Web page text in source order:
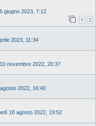
giugno 2023, 7:12
1 2
2023, 11:34
novembre 2022, 20:37
2022, 16:40
18 agosto 2022, 19:52